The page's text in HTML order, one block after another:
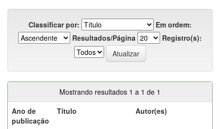
Classificar por:
Em ordem:
Resultados/Página
Registro(s):
Mostrando resultados 1 a 1 de 1
Ano de
publicação
Título Autor(es)